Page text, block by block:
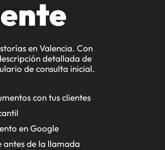
en Valencia. Con
detallada de
de consulta inicial.
con tus clientes
en Google
antes de la llamada